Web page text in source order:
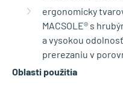
ergonomicky
MACSOLE® s
a vysokou
prerezaniu v
Oblasti použitia